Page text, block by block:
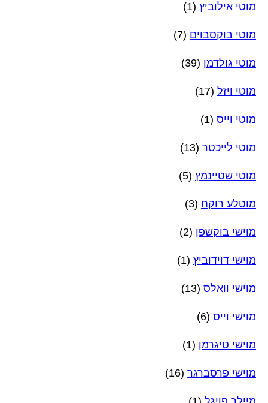
מוטי אילוביץ (1)
מוטי בוקסבוים (7)
מוטי גולדמן (39)
מוטי ויזל (17)
מוטי וייס (1)
מוטי לייכטר (13)
מוטי שטיינמץ (5)
מוטלע רוקח (3)
מוישי בוקשפן (2)
מוישי דוידוביץ (1)
מוישי וואלס (13)
מוישי וייס (6)
מוישי טיגרמן (1)
מוישי פרסברגר (16)